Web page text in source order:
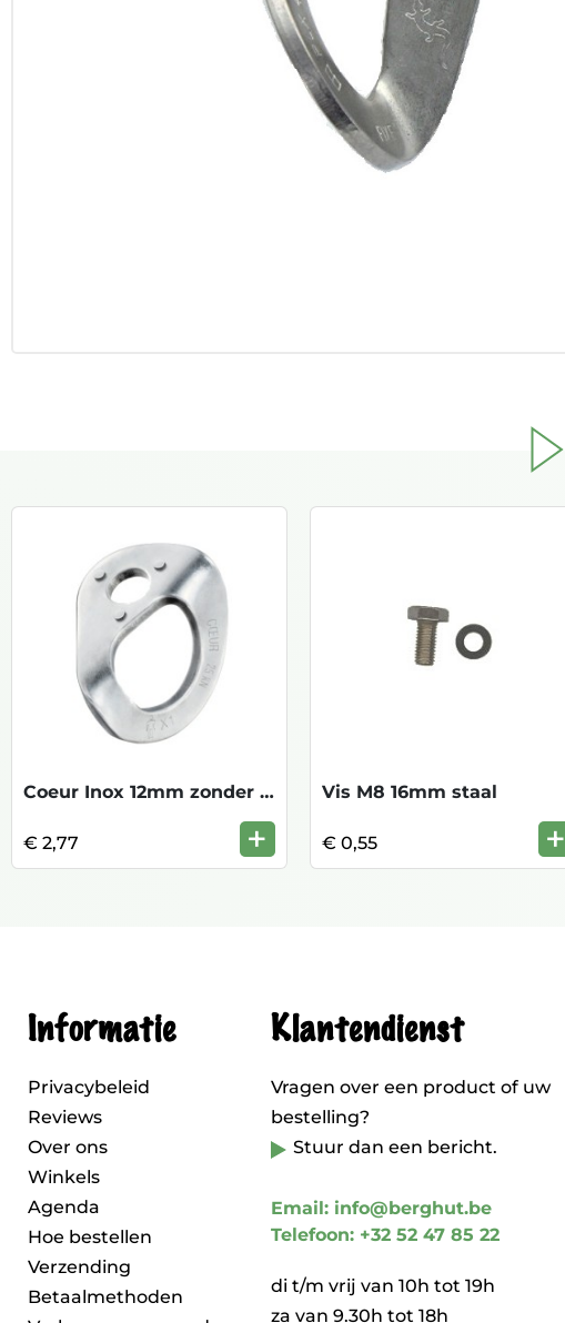
Coeur Inox 12mm zonder vijs P36AS 12
€ 2,77 +
Vis M8 16mm staal
€ 0,55 +
Informatie
Privacybeleid
Reviews
Over ons
Winkels
Agenda
Hoe bestellen
Verzending
Betaalmethoden
Klantendienst
Vragen over een product of uw
bestelling?
Stuur dan een bericht.
Email: info@berghut.be
Telefoon: +32 52 47 85 22
di t/m vrij van 10h tot 19h
za van 9.30h tot 18h